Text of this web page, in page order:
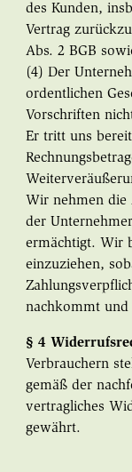
des Kunden,
Vertrag
Abs. 2 BGB
(4) Der
ordentlichen
Vorschriften
Er tritt uns
Wir nehmen die
der
ermächtigt. Wir
einzuziehen,
nachkommt und
§ 4
Verbrauchern
gemäß der
vertragliches
gewährt.